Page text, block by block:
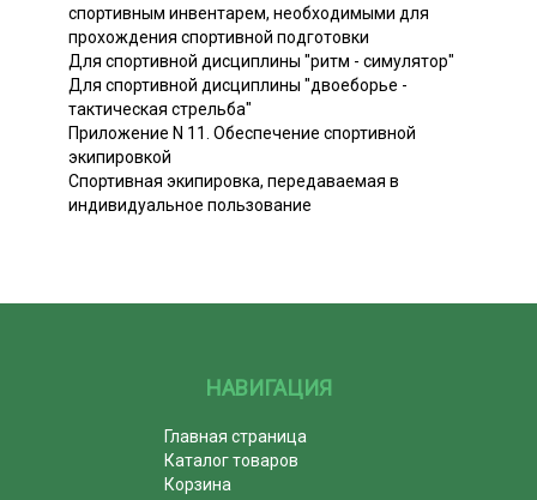
спортивным инвентарем, необходимыми для
прохождения спортивной подготовки
Для спортивной дисциплины "ритм - симулятор"
Для спортивной дисциплины "двоеборье -
тактическая стрельба"
Приложение N 11. Обеспечение спортивной
экипировкой
Спортивная экипировка, передаваемая в
индивидуальное пользование
НАВИГАЦИЯ
Главная страница
Каталог товаров
Корзина